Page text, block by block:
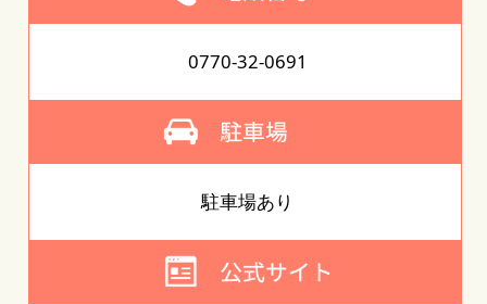
0770-32-0691
駐車場あり